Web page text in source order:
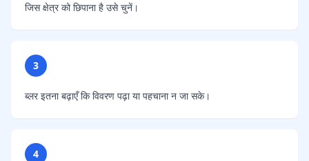
जिस क्षेत्र को छिपाना है उसे चुनें।
3
ब्लर इतना बढ़ाएँ कि विवरण पढ़ा या पहचाना न जा सके।
4